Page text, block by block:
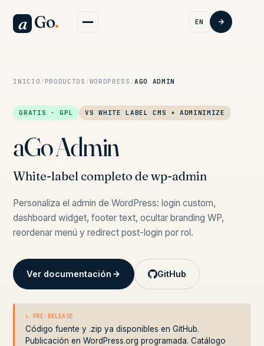
a Go. EN
INICIO / PRODUCTOS /WORDPRESS /AGO ADMIN
GRATIS · GPL VS WHITE LABEL CMS + ADMINIMIZE
aGo Admin
White-label completo de wp-admin
Personaliza el admin de WordPress: login custom,
dashboard widget, footer text, ocultar branding WP,
reordenar menú y redirect post-login por rol.
Ver documentación GitHub
↳ PRE-RELEASE
Código fuente y .zip ya disponibles en GitHub.
Publicación en WordPress.org programada. Catálogo